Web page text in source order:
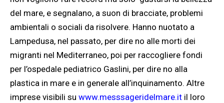
del mare, e segnalano, a suon di bracciate, problemi
ambientali o sociali da risolvere. Hanno nuotato a
Lampedusa, nel passato, per dire no alle morti dei
migranti nel Mediterraneo, poi per raccogliere fondi
per l’ospedale pediatrico Gaslini, per dire no alla
plastica in mare e in generale all’inquinamento. Altre
imprese visibili su www.messsageridelmare.it il loro